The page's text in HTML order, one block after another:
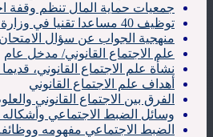
جمعيات حماية المال تنظم وقفة
توظيف 40 مساعدا تقنيا في وزارة الصحة
منهجية الجواب عن سؤال الامتحان
علم الاجتماع القانوني/ مدخل عام
نشأة علم الاجتماع القانوني، قديما
أهداف علم الاجتماع القانوني
الفرق بين الاجتماع القانوني
وسائل الضبط الاجتماعي وأشكاله
الضبط الاجتماعي مفهومه